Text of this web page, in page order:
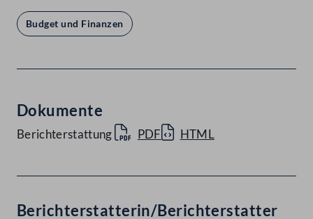
Budget und Finanzen
Dokumente
Berichterstattung PDF HTML
Berichterstatterin/Berichterstatter